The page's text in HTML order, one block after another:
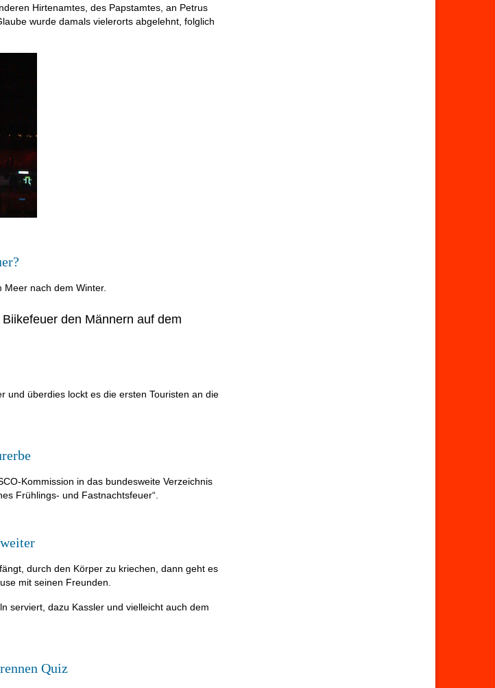
Hirtenamtes, des Papstamtes, an Petrus
wurde damals vielerorts abgelehnt, folglich
nach dem Winter.
den Männern auf dem
und überdies lockt es die ersten Touristen an die
Kommission in das bundesweite Verzeichnis
Frühlings- und Fastnachtsfeuer“.
durch den Körper zu kriechen, dann geht es
mit seinen Freunden.
serviert, dazu Kassler und vielleicht auch dem
Quiz